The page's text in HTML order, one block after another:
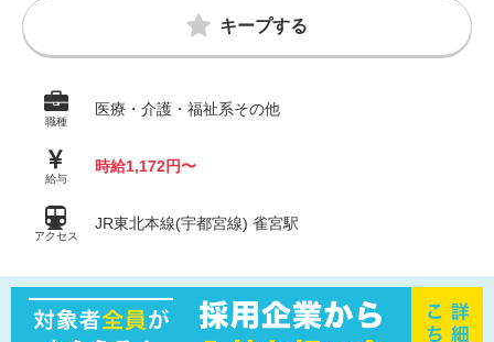
キープする
職種
医療・介護・福祉系その他
給与
時給1,172円〜
アクセス
JR東北本線(宇都宮線) 雀宮駅